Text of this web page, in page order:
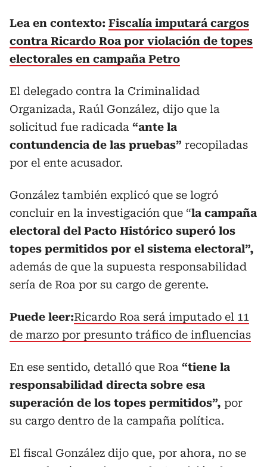
Lea en contexto: Fiscalía imputará cargos
contra Ricardo Roa por violación de topes
electorales en campaña Petro
El delegado contra la Criminalidad
Organizada, Raúl González, dijo que la
solicitud fue radicada “ante la
contundencia de las pruebas” recopiladas
por el ente acusador.
González también explicó que se logró
concluir en la investigación que “la campaña
electoral del Pacto Histórico superó los
topes permitidos por el sistema electoral”,
además de que la supuesta responsabilidad
sería de Roa por su cargo de gerente.
Puede leer:Ricardo Roa será imputado el 11
de marzo por presunto tráfico de influencias
En ese sentido, detalló que Roa “tiene la
responsabilidad directa sobre esa
superación de los topes permitidos”, por
su cargo dentro de la campaña política.
El fiscal González dijo que, por ahora, no se